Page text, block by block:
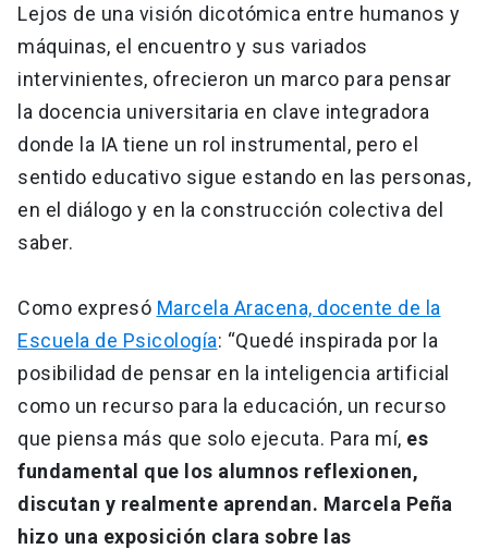
Lejos de una visión dicotómica entre humanos y
máquinas, el encuentro y sus variados
intervinientes, ofrecieron un marco para pensar
la docencia universitaria en clave integradora
donde la IA tiene un rol instrumental, pero el
sentido educativo sigue estando en las personas,
en el diálogo y en la construcción colectiva del
saber.
Como expresó Marcela Aracena, docente de la
Escuela de Psicología: “Quedé inspirada por la
posibilidad de pensar en la inteligencia artificial
como un recurso para la educación, un recurso
que piensa más que solo ejecuta. Para mí, es
fundamental que los alumnos reflexionen,
discutan y realmente aprendan. Marcela Peña
hizo una exposición clara sobre las